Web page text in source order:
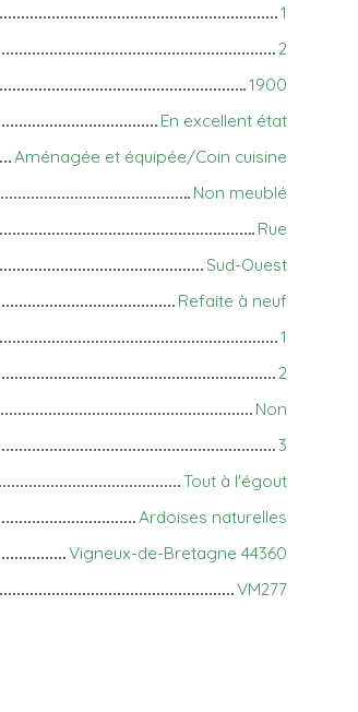
1
2
1900
En excellent état
Aménagée et équipée/Coin cuisine
Non meublé
Rue
Sud-Ouest
Refaite à neuf
1
2
Non
3
Tout à l'égout
Ardoises naturelles
Vigneux-de-Bretagne 44360
VM277